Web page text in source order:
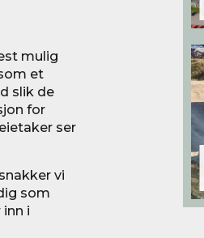
mulig
et
slik de
for
ser
vi
som
i